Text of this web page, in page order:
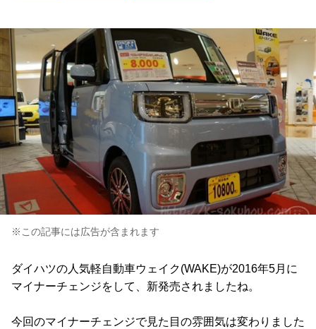
※この記事には広告が含まれます
ダイハツの人気軽自動車ウェイク(WAKE)が2016年5月に
マイナーチェンジをして、新発売されましたね。
今回のマイナーチェンジで見た目の雰囲気は変わりました